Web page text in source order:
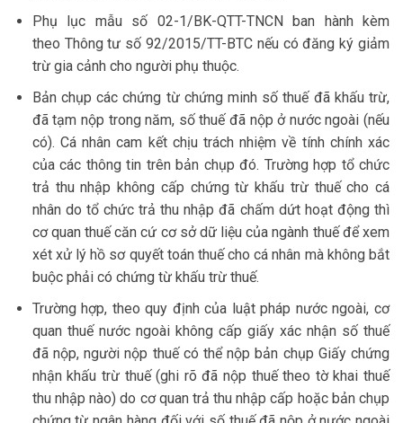
Phụ lục mẫu số 02-1/BK-QTT-TNCN ban hành kèm
theo Thông tư số 92/2015/TT-BTC nếu có đăng ký giảm
trừ gia cảnh cho người phụ thuộc.
Bản chụp các chứng từ chứng minh số thuế đã khấu trừ,
đã tạm nộp trong năm, số thuế đã nộp ở nước ngoài (nếu
có). Cá nhân cam kết chịu trách nhiệm về tính chính xác
của các thông tin trên bản chụp đó. Trường hợp tổ chức
trả thu nhập không cấp chứng từ khấu trừ thuế cho cá
nhân do tổ chức trả thu nhập đã chấm dứt hoạt động thì
cơ quan thuế căn cứ cơ sở dữ liệu của ngành thuế để xem
xét xử lý hồ sơ quyết toán thuế cho cá nhân mà không bắt
buộc phải có chứng từ khấu trừ thuế.
Trường hợp, theo quy định của luật pháp nước ngoài, cơ
quan thuế nước ngoài không cấp giấy xác nhận số thuế
đã nộp, người nộp thuế có thể nộp bản chụp Giấy chứng
nhận khấu trừ thuế (ghi rõ đã nộp thuế theo tờ khai thuế
thu nhập nào) do cơ quan trả thu nhập cấp hoặc bản chụp